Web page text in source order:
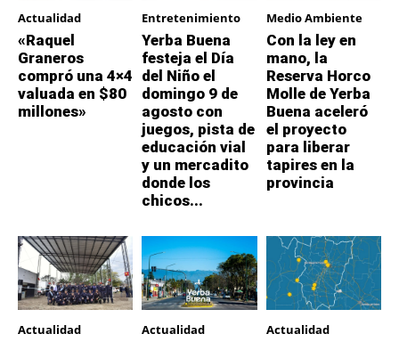
Actualidad
«Raquel
Graneros
compró una 4×4
valuada en $80
millones»
Entretenimiento
Yerba Buena
festeja el Día
del Niño el
domingo 9 de
agosto con
juegos, pista de
educación vial
y un mercadito
donde los
chicos...
Medio Ambiente
Con la ley en
mano, la
Reserva Horco
Molle de Yerba
Buena aceleró
el proyecto
para liberar
tapires en la
provincia
Actualidad Actualidad Actualidad